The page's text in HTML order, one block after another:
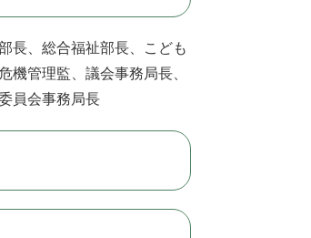
長、総合福祉部長、こども
機管理監、議会事務局長、
員会事務局長